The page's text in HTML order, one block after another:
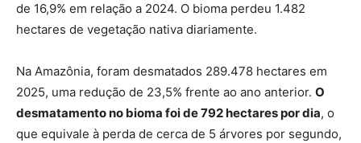
de 16,9% em relação a 2024. O bioma perdeu 1.482
hectares de vegetação nativa diariamente.
Na Amazônia, foram desmatados 289.478 hectares em
2025, uma redução de 23,5% frente ao ano anterior. O
desmatamento no bioma foi de 792 hectares por dia, o
que equivale à perda de cerca de 5 árvores por segundo,